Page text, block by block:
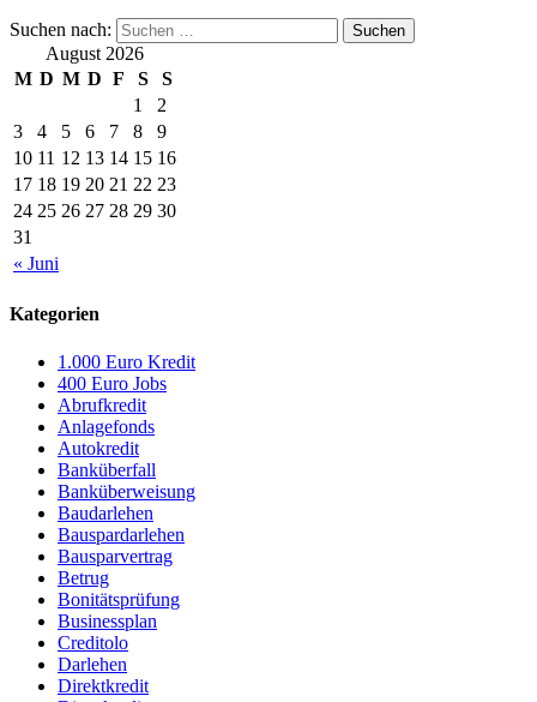
Suchen nach:
August 2026
M D M D F S S
« Juni
1
2
3
4 5 6 7 8
9
10 11 12 13 14 15 16
17 18 19 20 21 22 23
24 25 26 27 28 29 30
31
Kategorien
1.000 Euro Kredit
400 Euro Jobs
Abrufkredit
Anlagefonds
Autokredit
Banküberfall
Banküberweisung
Baudarlehen
Bauspardarlehen
Bausparvertrag
Betrug
Bonitätsprüfung
Businessplan
Creditolo
Darlehen
Direktkredit